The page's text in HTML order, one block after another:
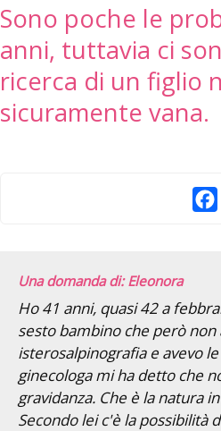
Sono poche le
anni, tuttavia ci
ricerca di un figlio
sicuramente vana.
Una domanda di: Eleonora
Ho 41 anni, quasi 42 a
sesto bambino che però
isterosalpinografia e avevo
ginecologa mi ha detto che
gravidanza. Che è la natura
Secondo lei c'è la possibilità